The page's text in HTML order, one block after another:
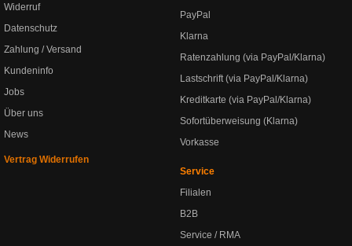
Widerruf
Datenschutz
Zahlung / Versand
Kundeninfo
Jobs
Über uns
News
Vertrag Widerrufen
PayPal
Klarna
Ratenzahlung (via PayPal/Klarna)
Lastschrift (via PayPal/Klarna)
Kreditkarte (via PayPal/Klarna)
Sofortüberweisung (Klarna)
Vorkasse
Service
Filialen
B2B
Service / RMA